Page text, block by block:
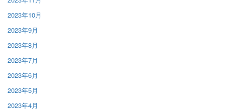
2023年10月
2023年9月
2023年8月
2023年7月
2023年6月
2023年5月
2023年4月